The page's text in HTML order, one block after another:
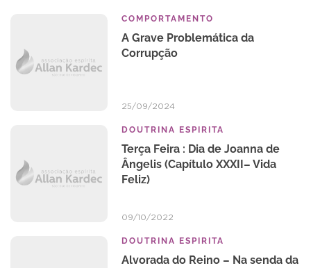
COMPORTAMENTO
A Grave Problemática da
Corrupção
25/09/2024
DOUTRINA ESPIRITA
Terça Feira : Dia de Joanna de
Ângelis (Capítulo XXXII– Vida
Feliz)
09/10/2022
DOUTRINA ESPIRITA
Alvorada do Reino – Na senda da